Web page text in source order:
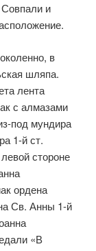
и
в
шляпа.
лента
с алмазами
под мундира
1-й ст.
стороне
ордена
Св. Анны 1-й
«В